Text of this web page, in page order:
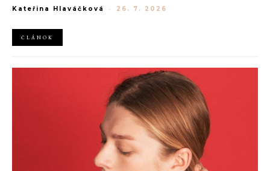
od 22. do 28. septembra privíta tradičné mená, pozornosť však
značky Moschino.
Kateřina Hlaváčková - 26. 7. 2026
ČLÁNOK